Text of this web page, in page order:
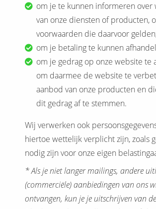
om je te kunnen informeren over
van onze diensten of producten,
voorwaarden die daarvoor
om je betaling te kunnen
om je gedrag op onze website te
om daarmee de website te
aanbod van onze producten en
dit gedrag af te stemmen.
Wij verwerken ook
hiertoe wettelijk verplicht zijn, zoals
nodig zijn voor onze eigen
* Als je niet langer mailings, andere
(commerciële) aanbiedingen van ons
ontvangen, kun je je uitschrijven van